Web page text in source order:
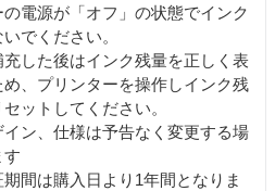
電源が「オフ」の状態でインク
でください。
充した後はインク残量を正しく表
、プリンターを操作しインク残
ットしてください。
ン、仕様は予告なく変更する場
す
間は購入日より1年間となりま